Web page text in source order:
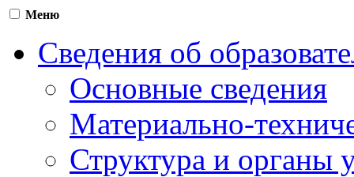
Меню
Сведения об
Основные сведения
Материально-
Структура и органы